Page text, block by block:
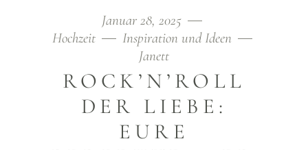
Januar 28, 2025
Hochzeit
Inspiration und Ideen
Janett
ROCK’N’ROLL
DER LIEBE:
EURE